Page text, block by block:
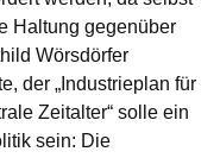
Haltung gegenüber
Wörsdörfer
der „Industrieplan für
Zeitalter“ solle ein
sein: Die